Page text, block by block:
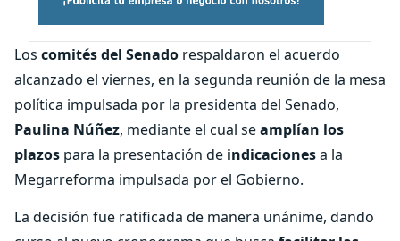
Los comités del Senado respaldaron el acuerdo
alcanzado el viernes, en la segunda reunión de la mesa
política impulsada por la presidenta del Senado,
Paulina Núñez, mediante el cual seamplían los
plazos para la presentación de indicacionesa la
Megarreforma impulsada por el Gobierno.
La decisión fue ratificada de manera unánime, dando